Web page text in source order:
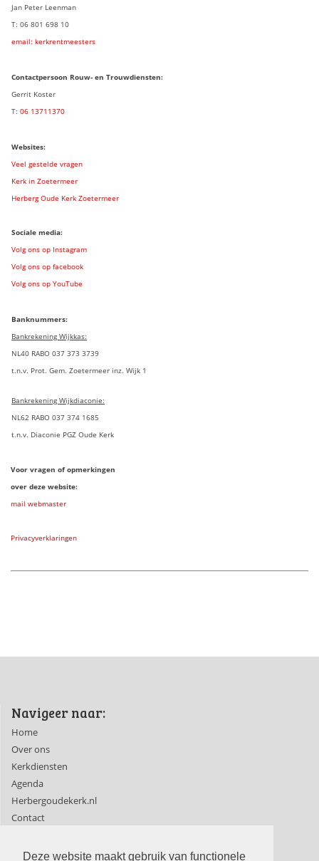
Deze website maakt gebruik van functionele
Jan Peter Leenman
T: 06 801 698 10
email: kerkrentmeesters
Contactpersoon Rouw- en Trouwdiensten:
Gerrit Koster
T: 06 13711370
Websites:
Veel gestelde vragen
Kerk in Zoetermeer
Herberg Oude Kerk Zoetermeer
Sociale media:
Volg ons op Instagram
Volg ons op facebook
Volg ons op YouTube
Banknummers:
Bankrekening Wijkkas:
NL40 RABO 037 373 3739
t.n.v. Prot. Gem. Zoetermeer inz. Wijk 1
Bankrekening Wijkdiaconie:
NL62 RABO 037 374 1685
t.n.v. Diaconie PGZ Oude Kerk
Voor vragen of opmerkingen
over deze website:
mail webmaster
Privacyverklaringen
Navigeer naar:
Home
Over ons
Kerkdiensten
Agenda
Herbergoudekerk.nl
Contact